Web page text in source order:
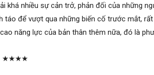
khá nhiều sự cản trở, phản đối của những
táo để vượt qua những biến cố trước mắt,
năng lực của bản thân thêm nữa, đó là
★★★★